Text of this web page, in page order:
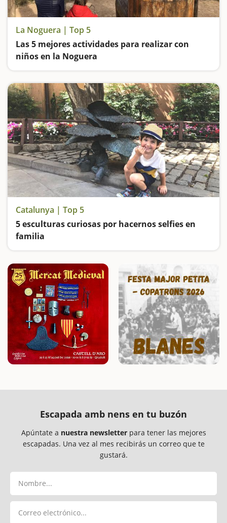
La Noguera | Top 5
Las 5 mejores actividades para realizar con
niños en la Noguera
Catalunya | Top 5
5 esculturas curiosas por hacernos selfies en
familia
Escapada amb nens en tu buzón
Apúntate a nuestra newsletterpara tener las mejores
escapadas. Una vez al mes recibirás un correo que te
gustará.